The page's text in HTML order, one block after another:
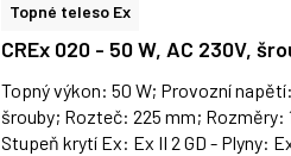
Topné teleso Ex
CREx 020 - 50 W, AC 230V,
Topný výkon: 50 W; Provozní
šrouby; Rozteč: 225 mm; Rozměry:
Stupeň krytí Ex: Ex II 2 GD - Plyny: